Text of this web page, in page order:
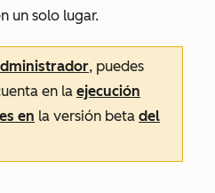
un solo lugar.
, puedes
en la ejecución
en la versión beta del